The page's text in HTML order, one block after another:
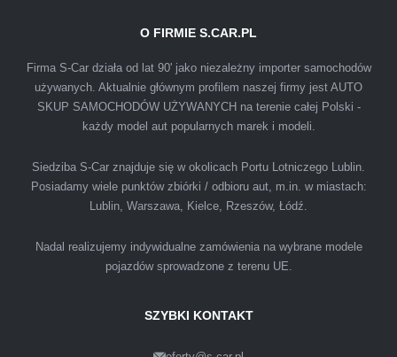
IZA
Polecam firmę s-car ze Świdnika. Dawno nie
podejściem. Szybko, sprawnie, w miłej
atmosferze. Nie wiedziałem, że sprzedaż
samochodu może być załatwiona tak
warunkach finansowych.
O FIRMIE S.CAR.PL
Firma S-Car działa od lat 90' jako niezależny importer samochodów
używanych. Aktualnie głównym profilem naszej firmy jest AUTO
SKUP SAMOCHODÓW UŻYWANYCH na terenie całej Polski -
każdy model aut popularnych marek i modeli.
Siedziba S-Car znajduje się w okolicach Portu Lotniczego Lublin.
Posiadamy wiele punktów zbiórki / odbioru aut, m.in. w miastach:
Lublin, Warszawa, Kielce, Rzeszów, Łódź.
Nadal realizujemy indywidualne zamówienia na wybrane modele
pojazdów sprowadzone z terenu UE.
SZYBKI KONTAKT